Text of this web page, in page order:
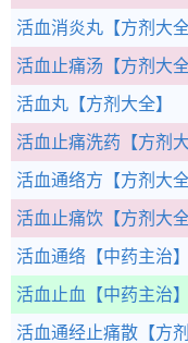
活血消炎丸 【方剂大全
活血止痛汤 【方剂大全
活血丸 【方剂大全】
活血止痛洗药 【方剂
活血通络方 【方剂大全
活血止痛饮 【方剂大全
活血通络 【中药主治】
活血止血 【中药主治】
活血通经止痛散 【方